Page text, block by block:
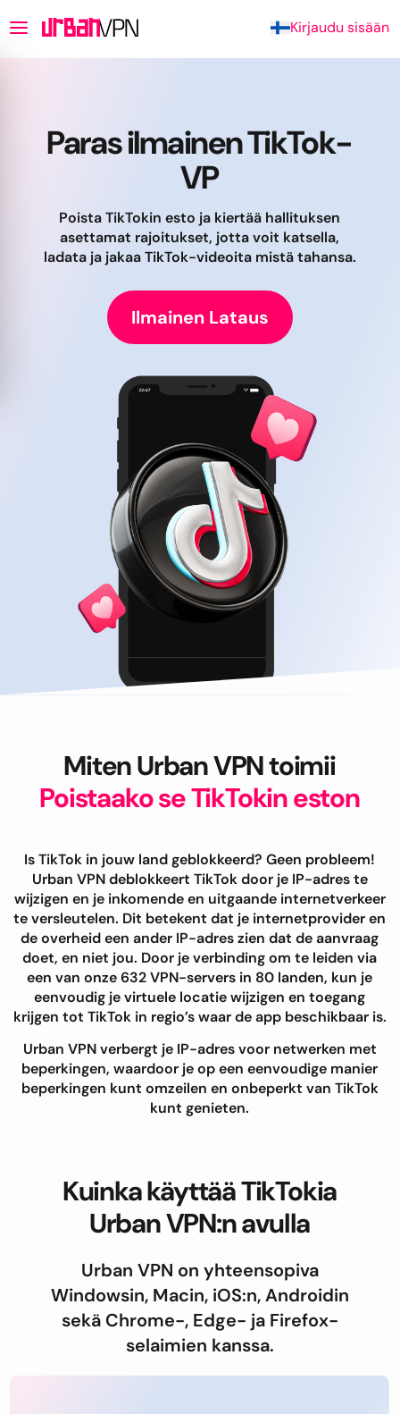
Kirjaudu sisään
Paras ilmainen TikTok-
VP
Poista TikTokin esto ja kiertää hallituksen
asettamat rajoitukset, jotta voit katsella,
ladata ja jakaa TikTok-videoita mistä tahansa.
Ilmainen Lataus
Miten Urban VPN toimii
Poistaako se TikTokin eston
Is TikTok in jouw land geblokkeerd? Geen probleem!
Urban VPN deblokkeert TikTok door je IP-adres te
wijzigen en je inkomende en uitgaande internetverkeer
te versleutelen. Dit betekent dat je internetprovider en
de overheid een ander IP-adres zien dat de aanvraag
doet, en niet jou. Door je verbinding om te leiden via
een van onze 632 VPN-servers in 80 landen, kun je
eenvoudig je virtuele locatie wijzigen en toegang
krijgen tot TikTok in regio’s waar de app beschikbaar is.
Urban VPN verbergt je IP-adres voor netwerken met
beperkingen, waardoor je op een eenvoudige manier
beperkingen kunt omzeilen en onbeperkt van TikTok
kunt genieten.
Kuinka käyttää TikTokia
Urban VPN:n avulla
Urban VPN on yhteensopiva
Windowsin, Macin, iOS:n, Androidin
sekä Chrome-, Edge- ja Firefox-
selaimien kanssa.